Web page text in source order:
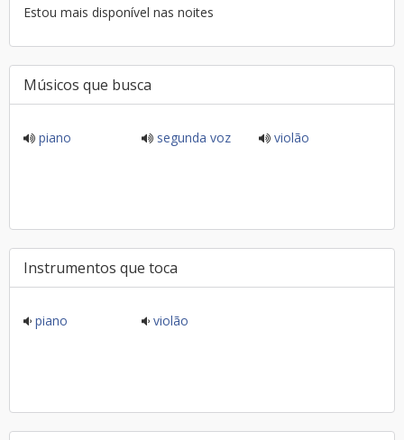
Estou mais disponível nas noites
Músicos que busca
piano segunda voz violão
Instrumentos que toca
piano violão